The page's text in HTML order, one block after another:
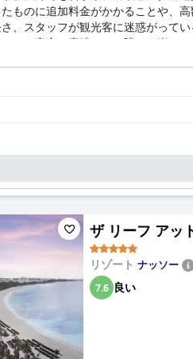
ものに追加料金がかかることや、
、スタッフが観光客に迷惑がって
とした客室と素晴らしい眺めを楽し
、サービスが悪い、スタッフが失
子供から大人まで楽しめるアクテ
ト アトランティスは、素晴らしい
ました。
ザ リーフ アッ
リゾート ナッソー
7.6 良い